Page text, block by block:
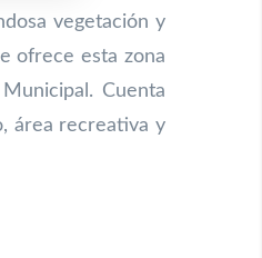
vegetación y
ofrece esta zona
Cuenta
área recreativa y